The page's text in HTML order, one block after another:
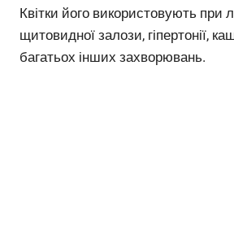
Квітки його використовують при
щитовидної залози, гіпертонії,
багатьох інших захворювань.